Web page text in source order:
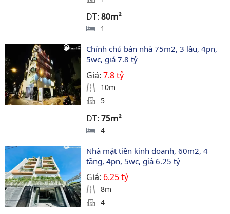
DT:80m²
1
Chính chủ bán nhà 75m2, 3 lầu, 4pn,
5wc, giá 7.8 tỷ
Giá:7.8 tỷ
10m
5
DT:75m²
4
Nhà mặt tiền kinh doanh, 60m2, 4
tầng, 4pn, 5wc, giá 6.25 tỷ
Giá: 6.25 tỷ
8m
4